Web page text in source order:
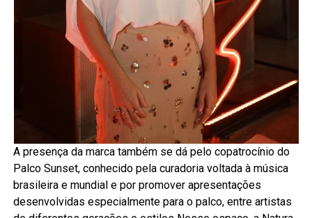
A presença da marca também se dá pelo copatrocínio do
Palco Sunset, conhecido pela curadoria voltada à música
brasileira e mundial e por promover apresentações
desenvolvidas especialmente para o palco, entre artistas